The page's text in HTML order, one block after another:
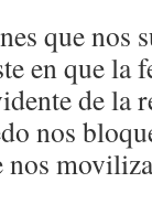
que nos
en que la
de la
nos